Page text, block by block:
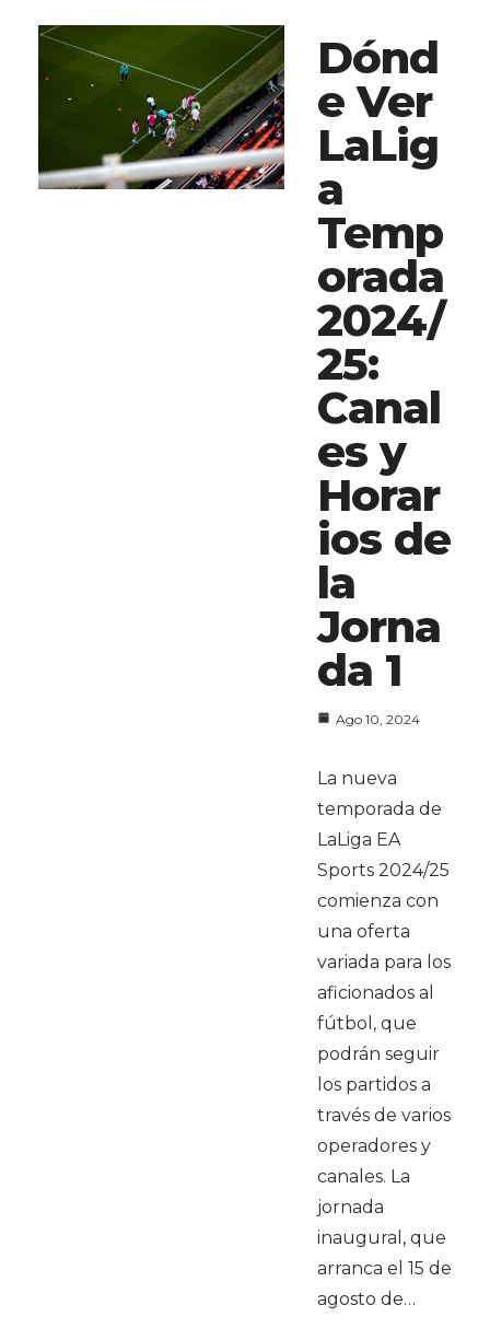
Dónd
e Ver
LaLig
a
Temp
orada
2024/
25:
Canal
es y
Horar
ios de
la
Jorna
da 1
Ago 10, 2024
La nueva
temporada de
LaLiga EA
Sports 2024/25
comienza con
una oferta
variada para los
aficionados al
fútbol, que
podrán seguir
los partidos a
través de varios
operadores y
canales. La
jornada
inaugural, que
arranca el 15 de
agosto de…